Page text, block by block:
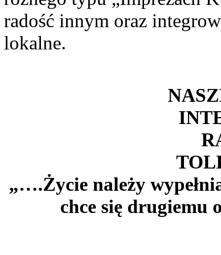
radość innym oraz
lokalne.
„….Życie należy
chce się drugiemu